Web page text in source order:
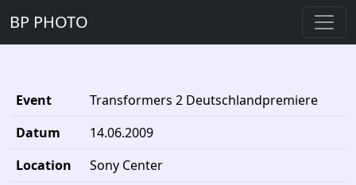
BP PHOTO
Event
Transformers 2 Deutschlandpremiere
Datum
14.06.2009
Location
Sony Center